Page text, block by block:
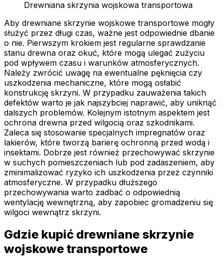
Drewniana skrzynia wojskowa transportowa
Aby drewniane skrzynie wojskowe transportowe mogły
służyć przez długi czas, ważne jest odpowiednie dbanie
o nie. Pierwszym krokiem jest regularne sprawdzanie
stanu drewna oraz okuć, które mogą ulegać zużyciu
pod wpływem czasu i warunków atmosferycznych.
Należy zwrócić uwagę na ewentualne pęknięcia czy
uszkodzenia mechaniczne, które mogą osłabić
konstrukcję skrzyni. W przypadku zauważenia takich
defektów warto je jak najszybciej naprawić, aby uniknąć
dalszych problemów. Kolejnym istotnym aspektem jest
ochrona drewna przed wilgocią oraz szkodnikami.
Zaleca się stosowanie specjalnych impregnatów oraz
lakierów, które tworzą barierę ochronną przed wodą i
insektami. Dobrze jest również przechowywać skrzynie
w suchych pomieszczeniach lub pod zadaszeniem, aby
zminimalizować ryzyko ich uszkodzenia przez czynniki
atmosferyczne. W przypadku dłuższego
przechowywania warto zadbać o odpowiednią
wentylację wewnętrzną, aby zapobiec gromadzeniu się
wilgoci wewnątrz skrzyni.
Gdzie kupić drewniane skrzynie
wojskowe transportowe